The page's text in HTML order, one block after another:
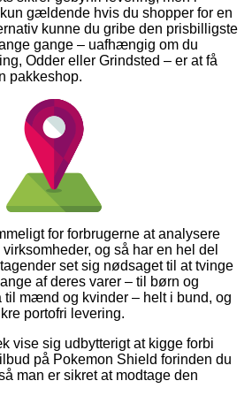
gældende hvis du shopper for en
kunne du gribe den prisbilligste
gange – uafhængig om du
Odder eller Grindsted – er at få
pakkeshop.
for forbrugerne at analysere
og så har en hel del
set sig nødsaget til at tvinge
af deres varer – til børn og
til mænd og kvinder – helt i bund, og
portofri levering.
vise sig udbytterigt at kigge forbi
på Pokemon Shield forinden du
man er sikret at modtage den